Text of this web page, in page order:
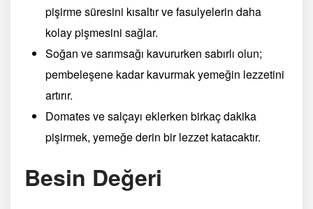
pişirme süresini kısaltır ve fasulyelerin daha
kolay pişmesini sağlar.
Soğan ve sarımsağı kavururken sabırlı olun;
pembeleşene kadar kavurmak yemeğin lezzetini
artırır.
Domates ve salçayı eklerken birkaç dakika
pişirmek, yemeğe derin bir lezzet katacaktır.
Besin Değeri